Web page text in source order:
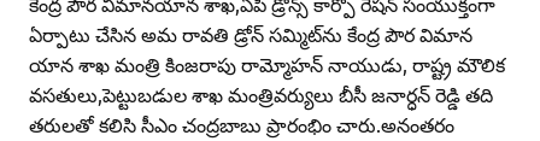
ఏర్పాటు చేసిన అమ రావతి డ్రోన్‌ సమ్మిట్‌ను కేంద్ర పౌర విమాన
యాన శాఖ మంత్రి కింజరాపు రామ్మోహన్‌ నాయుడు, రాష్ట్ర మౌలిక
వసతులు,పెట్టుబడుల శాఖ మంత్రివర్యులు బీసీ జనార్ధన్‌ రెడ్డి తది
తరులతో కలిసి సీఎం చంద్రబాబు ప్రారంభిం చారు.అనంతరం